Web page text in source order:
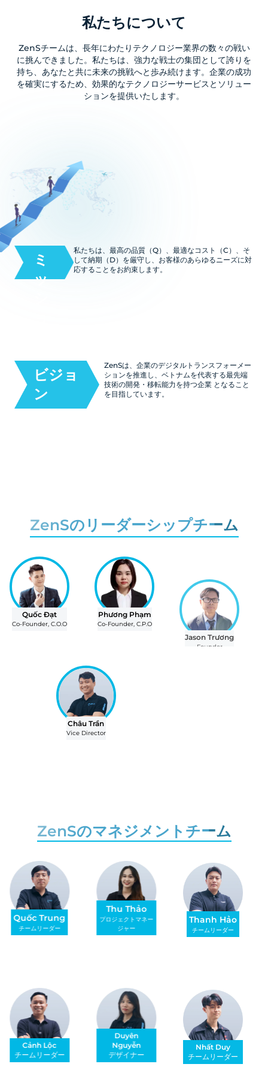
私たちについて
ZenSチームは、長年にわたりテクノロジー業界の数々の戦い
に挑んできました。私たちは、強力な戦士の集団として誇りを
持ち、あなたと共に未来の挑戦へと歩み続けます。企業の成功
を確実にするため、効果的なテクノロジーサービスとソリュー
ションを提供いたします。
ミ
ッ
私たちは、最高の品質（Q）、最適なコスト（C）、そ
して納期（D）を厳守し、お客様のあらゆるニーズに対
応することをお約束します。
ビジョ
ン
ZenSは、企業のデジタルトランスフォーメー
ションを推進し、ベトナムを代表する最先端
技術の開発・移転能力を持つ企業 となること
を目指しています。
ZenSのリーダーシップチーム
Quốc Đạt
Co-Founder, C.O.O
Phương Phạm
Co-Founder, C.P.O
Jason Trương
Founder
Châu Trần
Vice Director
ZenSのマネジメントチーム
Quốc Trung
チームリーダー
Thu Thảo
プロジェクトマネー
ジャー
Thanh Hảo
チームリーダー
Cảnh Lộc
チームリーダー
Duyên
Nguyễn
デザイナー
Nhất Duy
チームリーダー